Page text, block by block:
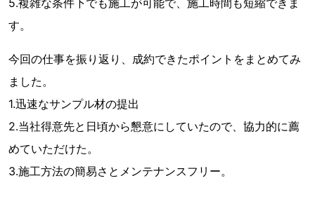
5.複雑な条件下でも施工が可能で、施工時間も短縮できま
す。
今回の仕事を振り返り、成約できたポイントをまとめてみ
ました。
1.迅速なサンプル材の提出
2.当社得意先と日頃から懇意にしていたので、協力的に薦
めていただけた。
3.施工方法の簡易さとメンテナンスフリー。